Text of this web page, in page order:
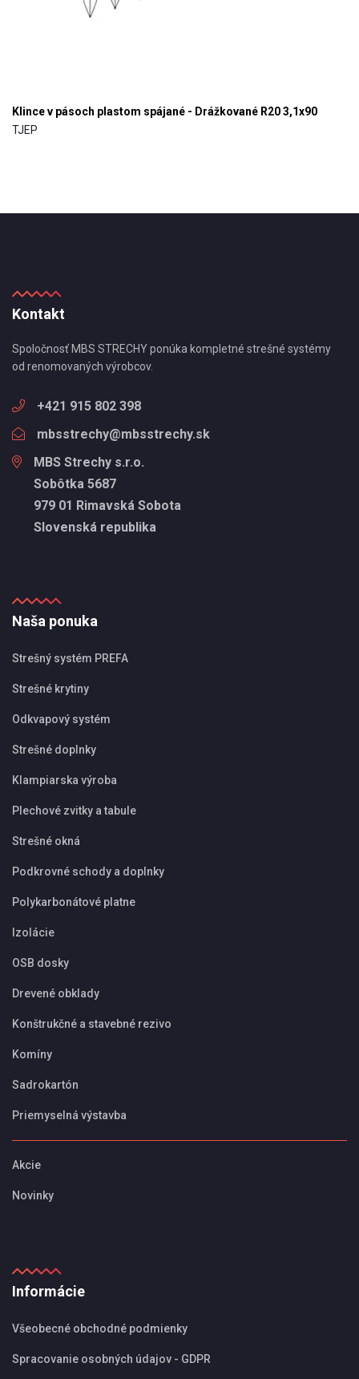
Klince v pásoch plastom spájané - Drážkované R20 3,1x90
TJEP
Kontakt
Spoločnosť MBS STRECHY ponúka kompletné strešné systémy
od renomovaných výrobcov.
+421 915 802 398
mbsstrechy@mbsstrechy.sk
MBS Strechy s.r.o.
Sobôtka 5687
979 01 Rimavská Sobota
Slovenská republika
Naša ponuka
Strešný systém PREFA
Strešné krytiny
Odkvapový systém
Strešné doplnky
Klampiarska výroba
Plechové zvitky a tabule
Strešné okná
Podkrovné schody a doplnky
Polykarbonátové platne
Izolácie
OSB dosky
Drevené obklady
Konštrukčné a stavebné rezivo
Komíny
Sadrokartón
Priemyselná výstavba
Akcie
Novinky
Informácie
Všeobecné obchodné podmienky
Spracovanie osobných údajov - GDPR